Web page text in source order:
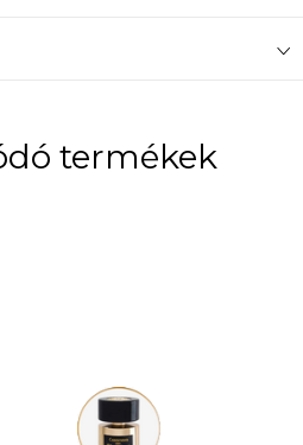
termékek